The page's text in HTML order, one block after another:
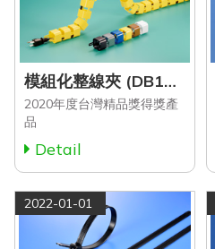
模組化整線夾 (DB15MCC31, DB15MCC36 Series)
2020年度台灣精品獎得獎產
品
Detail
2022-01-01